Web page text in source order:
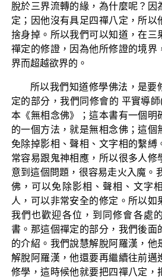
脫於三界流轉的緣，為什麼呢？因
定；因他沒有具足四禪八定，所以
捨身掉。所以我們可以知道，在三
禪定的修證，因為他所修證的境界
界而超越欲界的。
所以我們知道修學佛法，是要
定的部分，我們同修會的 平實導
本《無相念佛》；這本書有一個明
的一個方法，就是無相念佛；這個
免除掉影相、聲相、文字相的繫縛
常容易跟鬼神相應，所以很多人修
意到這個問題，很容易走火入魔。
佛，可以免除影相、聲相、文字
人，可以非常安全的修定。所以如
我們也歡迎各位，到同修會各處
書。那這個禪定的部分，我們後面
的介紹。我們說慧解脫阿羅漢，他
解脫阿羅漢，他還要再繼續往前邁
修學，這時候他就要把四禪八定，